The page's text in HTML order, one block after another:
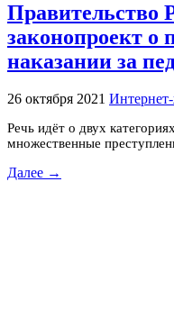
Правительство
законопроект о
наказании за
26 октября 2021
Речь идёт о двух
множественные
Далее →